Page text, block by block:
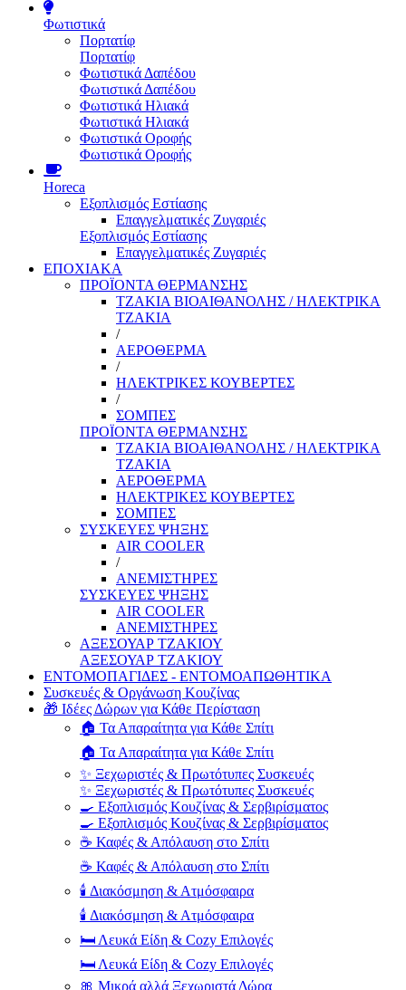
Φωτιστικά
Πορτατίφ
Πορτατίφ
Φωτιστικά Δαπέδου
Φωτιστικά Δαπέδου
Φωτιστικά Ηλιακά
Φωτιστικά Ηλιακά
Φωτιστικά Οροφής
Φωτιστικά Οροφής
Horeca
Εξοπλισμός Εστίασης
Επαγγελματικές Ζυγαριές
Εξοπλισμός Εστίασης
Επαγγελματικές Ζυγαριές
ΕΠΟΧΙΑΚΑ
ΠΡΟΪΟΝΤΑ ΘΕΡΜΑΝΣΗΣ
ΤΖΑΚΙΑ ΒΙΟΑΙΘΑΝΟΛΗΣ / ΗΛΕΚΤΡΙΚΑ
ΤΖΑΚΙΑ
/
ΑΕΡΟΘΕΡΜΑ
/
ΗΛΕΚΤΡΙΚΕΣ ΚΟΥΒΕΡΤΕΣ
/
ΣΟΜΠΕΣ
ΠΡΟΪΟΝΤΑ ΘΕΡΜΑΝΣΗΣ
ΤΖΑΚΙΑ ΒΙΟΑΙΘΑΝΟΛΗΣ / ΗΛΕΚΤΡΙΚΑ
ΤΖΑΚΙΑ
ΑΕΡΟΘΕΡΜΑ
ΗΛΕΚΤΡΙΚΕΣ ΚΟΥΒΕΡΤΕΣ
ΣΟΜΠΕΣ
ΣΥΣΚΕΥΕΣ ΨΗΞΗΣ
AIR COOLER
/
ΑΝΕΜΙΣΤΗΡΕΣ
ΣΥΣΚΕΥΕΣ ΨΗΞΗΣ
AIR COOLER
ΑΝΕΜΙΣΤΗΡΕΣ
ΑΞΕΣΟΥΑΡ ΤΖΑΚΙΟΥ
ΑΞΕΣΟΥΑΡ ΤΖΑΚΙΟΥ
ΕΝΤΟΜΟΠΑΓΙΔΕΣ - ΕΝΤΟΜΟΑΠΩΘΗΤΙΚΑ
Συσκευές & Οργάνωση Κουζίνας
🎁 Ιδέες Δώρων για Κάθε Περίσταση
🏠 Τα Απαραίτητα για Κάθε Σπίτι
🏠 Τα Απαραίτητα για Κάθε Σπίτι
✨ Ξεχωριστές & Πρωτότυπες Συσκευές
✨ Ξεχωριστές & Πρωτότυπες Συσκευές
🍳 Εξοπλισμός Κουζίνας & Σερβιρίσματος
🍳 Εξοπλισμός Κουζίνας & Σερβιρίσματος
☕ Καφές & Απόλαυση στο Σπίτι
☕ Καφές & Απόλαυση στο Σπίτι
🕯️ Διακόσμηση & Ατμόσφαιρα
🕯️ Διακόσμηση & Ατμόσφαιρα
🛏️ Λευκά Είδη & Cozy Επιλογές
🛏️ Λευκά Είδη & Cozy Επιλογές
🎀 Μικρά αλλά Ξεχωριστά Δώρα